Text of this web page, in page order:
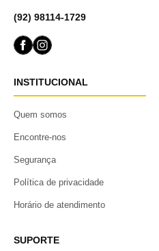
(92) 98114-1729
INSTITUCIONAL
Quem somos
Encontre-nos
Segurança
Política de privacidade
Horário de atendimento
SUPORTE